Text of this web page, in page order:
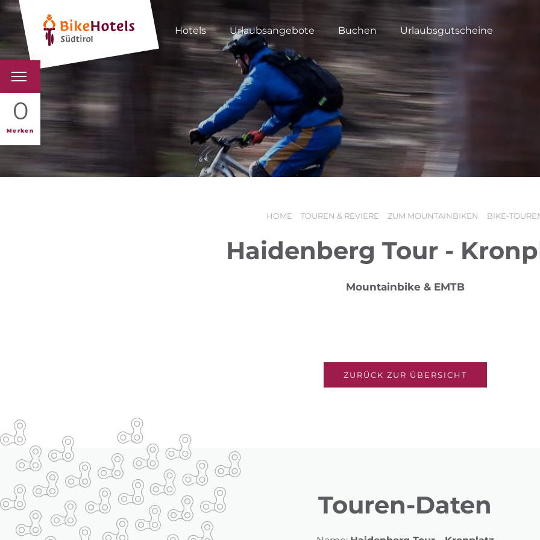
Hotels Urlaubsangebote Buchen Urlaubsgutscheine
0
Merken
BIKEHOTELS
HOTELS & PAKETE
TOUREN & REVIERE
HOME TOUREN & REVIERE ZUM MOUNTAINBIKEN BIKE-
Haidenberg Tour -
Mountainbike & EMTB
ZURÜCK ZUR ÜBERSICHT
Touren-Daten